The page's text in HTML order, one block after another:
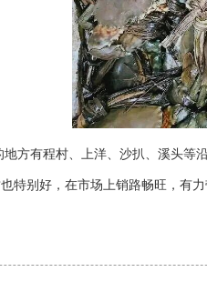
方有程村、上洋、沙扒、溪头等
特别好，在市场上销路畅旺，有